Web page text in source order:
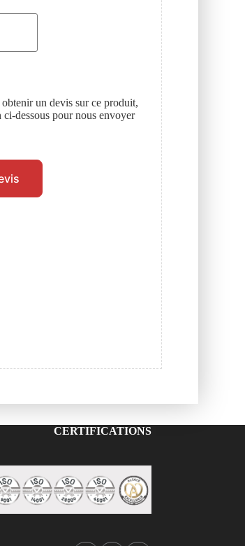
un devis sur ce produit,
dessous pour nous envoyer
CERTIFICATIONS